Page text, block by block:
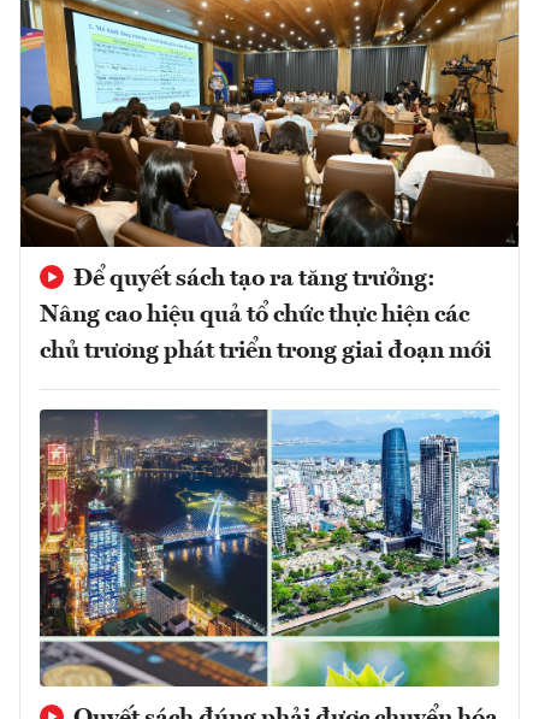
Để quyết sách tạo ra tăng trưởng:
Nâng cao hiệu quả tổ chức thực hiện các
chủ trương phát triển trong giai đoạn mới